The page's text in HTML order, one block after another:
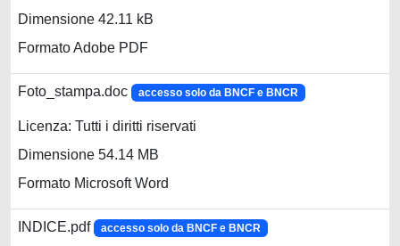
Dimensione 42.11 kB
Formato Adobe PDF
Foto_stampa.doc accesso solo da BNCF e BNCR
Licenza: Tutti i diritti riservati
Dimensione 54.14 MB
Formato Microsoft Word
INDICE.pdf accesso solo da BNCF e BNCR